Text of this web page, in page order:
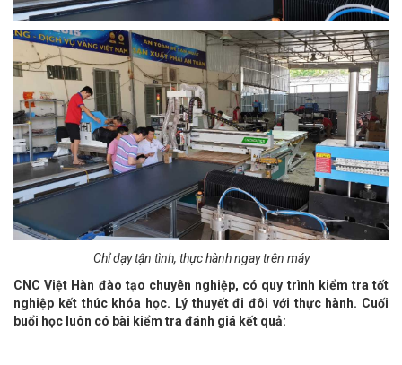
Chỉ dạy tận tình, thực hành ngay trên máy
CNC Việt Hàn đào tạo chuyên nghiệp, có quy trình kiểm tra tốt
nghiệp kết thúc khóa học. Lý thuyết đi đôi với thực hành. Cuối
buổi học luôn có bài kiểm tra đánh giá kết quả: